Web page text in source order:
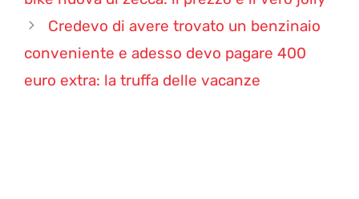
Credevo di avere trovato un benzinaio
conveniente e adesso devo pagare 400
euro extra: la truffa delle vacanze